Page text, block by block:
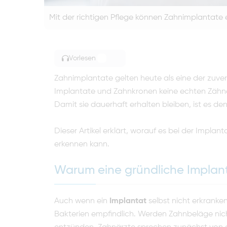
Mit der richtigen Pflege können Zahnimplantate
Vorlesen
Zahnimplantate gelten heute als eine der
Implantate und Zahnkronen keine echten
Damit sie dauerhaft erhalten bleiben, ist es
Dieser Artikel erklärt, worauf es bei der
erkennen kann.
Warum eine gründliche
Auch wenn ein Implantat selbst nicht
Bakterien empfindlich. Werden Zahnbeläge